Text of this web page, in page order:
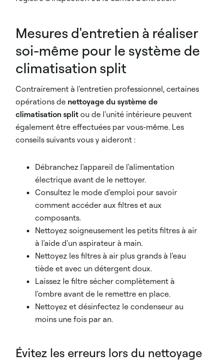
Mesures d'entretien à réaliser
soi-même pour le système de
climatisation split
Contrairement à l'entretien professionnel, certaines
opérations de nettoyage du système de
climatisation split ou de l'unité intérieure peuvent
également être effectuées par vous-même. Les
conseils suivants vous y aideront :
Débranchez l'appareil de l'alimentation
électrique avant de le nettoyer.
Consultez le mode d'emploi pour savoir
comment accéder aux filtres et aux
composants.
Nettoyez soigneusement les petits filtres à air
à l'aide d'un aspirateur à main.
Nettoyez les filtres à air plus grands à l'eau
tiède et avec un détergent doux.
Laissez le filtre sécher complètement à
l'ombre avant de le remettre en place.
Nettoyez et désinfectez le condenseur au
moins une fois par an.
Évitez les erreurs lors du nettoyage